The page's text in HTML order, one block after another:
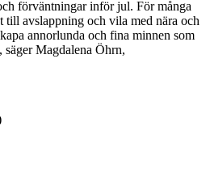
förväntningar inför jul. För många
till avslappning och vila med nära och
annorlunda och fina minnen som
säger Magdalena Öhrn,